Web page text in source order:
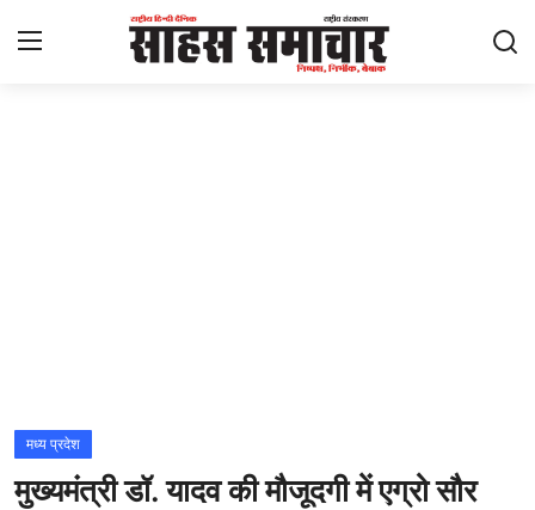
राज्य
अंतराष्ट्रीय
मध्य प्रदेश
मुख्यमंत्री डॉ. यादव की मौजूदगी में एग्रो सौर